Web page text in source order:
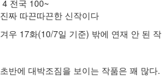
4 전국 100~
진짜 따끈따끈한 신작이다
겨우 17화(10/7일 기준) 밖에 연재 안 된
초반에 대박조짐을 보이는 작품은 꽤 많다.